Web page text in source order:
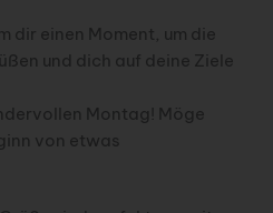
dir einen Moment, um die
und dich auf deine Ziele
Montag! Möge
von etwas